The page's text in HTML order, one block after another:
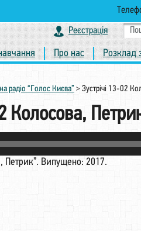
Реєстрація
Про нас Розклад
радіо “Голос Києва” > Зустрічі 13-02
Колосова,
Петрик”. Випущено: 2017.